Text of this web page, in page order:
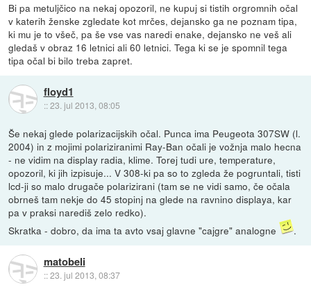
Bi pa metuljčico na nekaj opozoril, ne kupuj si tistih orgromnih očal
v katerih ženske zgledate kot mrčes, dejansko ga ne poznam tipa,
ki mu je to všeč, pa še vse vas naredi enake, dejansko ne veš ali
gledaš v obraz 16 letnici ali 60 letnici. Tega ki se je spomnil tega
tipa očal bi bilo treba zapret.
floyd1
::23. jul 2013, 08:05
Še nekaj glede polarizacijskih očal. Punca ima Peugeota 307SW (l.
2004) in z mojimi polariziranimi Ray-Ban očali je vožnja malo hecna
- ne vidim na display radia, klime. Torej tudi ure, temperature,
opozoril, ki jih izpisuje... V 308-ki pa so to zgleda že pogruntali, tisti
lcd-ji so malo drugače polarizirani (tam se ne vidi samo, če očala
obrneš tam nekje do 45 stopinj na glede na ravnino displaya, kar
pa v praksi narediš zelo redko).
Skratka - dobro, da ima ta avto vsaj glavne "cajgre" analogne
.
matobeli
::23. jul 2013, 08:37